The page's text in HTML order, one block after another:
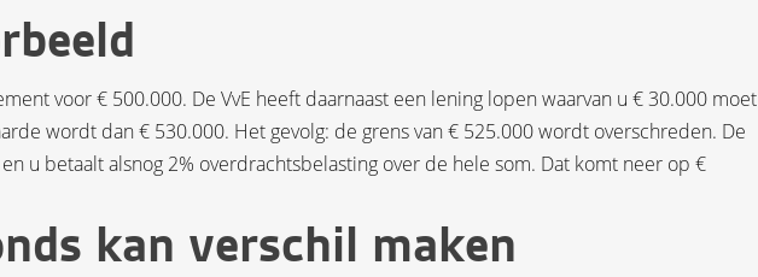
voor € 500.000. De VvE heeft daarnaast een lening lopen waarvan u € 30.000 moet
wordt dan € 530.000. Het gevolg: de grens van € 525.000 wordt overschreden. De
u betaalt alsnog 2% overdrachtsbelasting over de hele som. Dat komt neer op €
kan verschil maken